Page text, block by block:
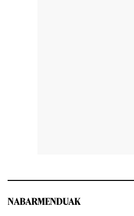
NABARMENDUAK